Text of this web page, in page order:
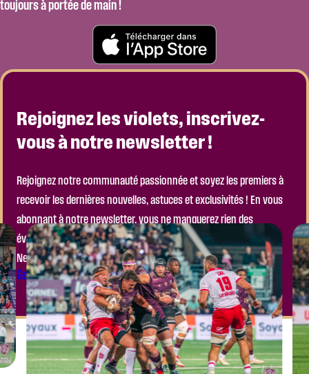
toujours à portée de main !
Rejoignez les violets, inscrivez-
vous à notre newsletter !
Rejoignez notre communauté passionnée et soyez les premiers à
recevoir les dernières nouvelles, astuces et exclusivités ! En vous
abonnant à notre newsletter, vous ne manquerez rien des
événements à venir, ni des actualités importantes de notre club.
Ne laissez pas passer l’occasion de faire partie de l’aventure !
Go to the Module